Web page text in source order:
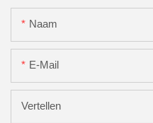
Naam
E-Mail
Vertellen